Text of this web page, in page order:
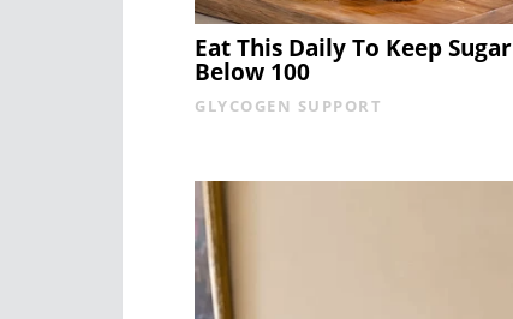
Eat This Daily To Keep Sugar
Below 100
GLYCOGEN SUPPORT